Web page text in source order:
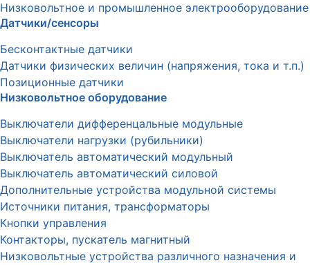
Низковольтное и промышленное электрооборудование
Датчики/сенсоры
Бесконтактные датчики
Датчики физических величин (напряжения, тока и т.п.)
Позиционные датчики
Низковольтное оборудование
Выключатели дифференцальные модульные
Выключатели нагрузки (рубильники)
Выключатель автоматический модульный
Выключатель автоматический силовой
Дополнительные устройства модульной системы
Источники питания, трансформаторы
Кнопки управления
Контакторы, пускатель магнитный
Низковольтные устройства различного назначения и